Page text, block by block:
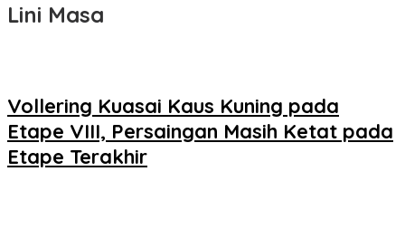
Lini Masa
Vollering Kuasai Kaus Kuning pada
Etape VIII, Persaingan Masih Ketat pada
Etape Terakhir